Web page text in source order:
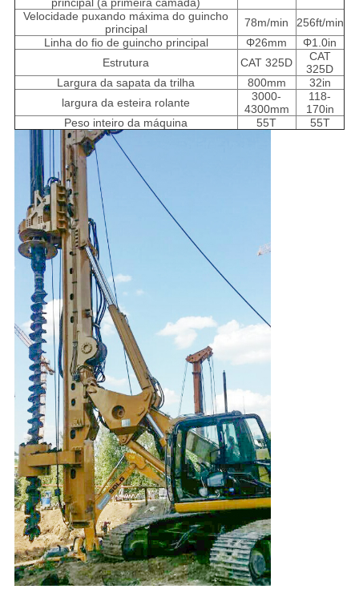
principal (a primeira camada)
Velocidade puxando máxima do guincho
principal
78m/min
256ft/min
Linha do fio de guincho principal
Φ26mm
Φ1.0in
Estrutura
CAT 325D
CAT
325D
Largura da sapata da trilha
800mm
32in
largura da esteira rolante
3000-
4300mm
118-
170in
Peso inteiro da máquina
55T 55T